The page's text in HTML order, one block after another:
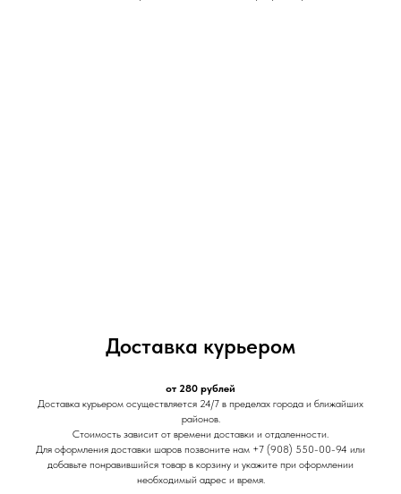
Доставка курьером
от 280 рублей
Доставка курьером осуществляется 24/7 в пределах города и ближайших
районов.
Стоимость зависит от времени доставки и отдаленности.
Для оформления доставки шаров позвоните нам +7 (908) 550-00-94 или
добавьте понравившийся товар в корзину и укажите при оформлении
необходимый адрес и время.